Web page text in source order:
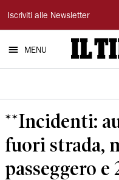
Il
Tirreno
Iscriviti alle Newsletter
MENU
**Incidenti:
fuori strada,
passeggero